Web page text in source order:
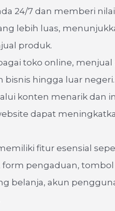
24/7 dan memberi
lebih luas,
produk.
toko online,
hingga luar negeri.
konten menarik dan
dapat
fitur esensial
form pengaduan,
belanja, akun